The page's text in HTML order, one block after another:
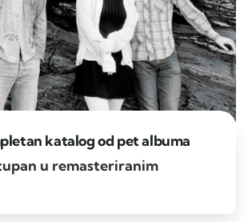
katalog od pet albuma
u remasteriranim